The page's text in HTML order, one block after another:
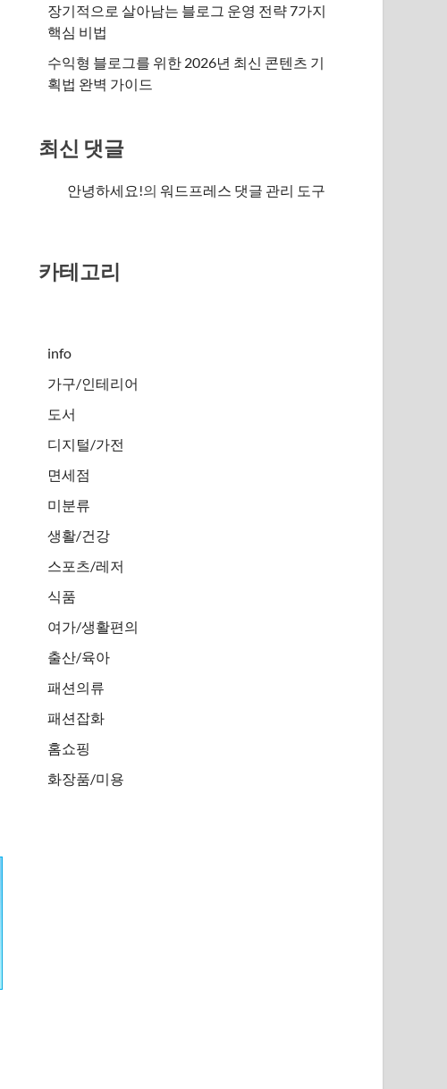
장기적으로 살아남는 블로그 운영 전략 7가지
핵심 비법
수익형 블로그를 위한 2026년 최신 콘텐츠 기
획법 완벽 가이드
최신 댓글
안녕하세요!의워드프레스 댓글 관리 도구
카테고리
info
가구/인테리어
도서
디지털/가전
면세점
미분류
생활/건강
스포츠/레저
식품
여가/생활편의
출산/육아
패션의류
패션잡화
홈쇼핑
화장품/미용